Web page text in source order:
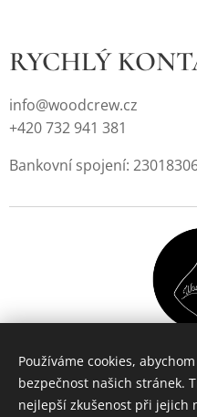
RYCHLÝ
info@woodcrew.cz
+420 732 941 381
Bankovní spojení:
Vytvořeno
Používáme cookies,
bezpečnost našich stránek.
nejlepší zkušenost při jejich